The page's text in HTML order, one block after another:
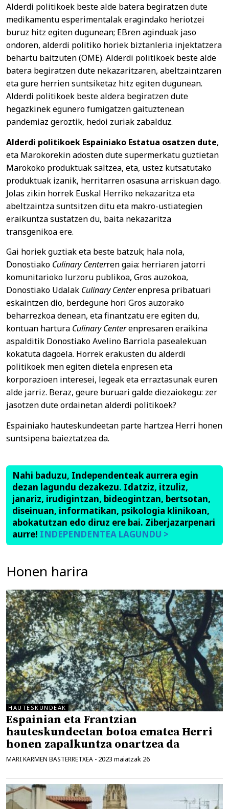
Alderdi politikoek beste alde batera begiratzen dute
medikamentu esperimentalak eragindako heriotzei
buruz hitz egiten dugunean; EBren aginduak jaso
ondoren, alderdi politiko horiek biztanleria injektatzera
behartu baitzuten (OME). Alderdi politikoek beste alde
batera begiratzen dute nekazaritzaren, abeltzaintzaren
eta gure herrien suntsiketaz hitz egiten dugunean.
Alderdi politikoek beste aldera begiratzen dute
hegazkinek egunero fumigatzen gaituztenean
pandemiaz geroztik, hedoi zuriak zabalduz.
Alderdi politikoek Espainiako Estatua osatzen dute,
eta Marokorekin adosten dute supermerkatu guztietan
Marokoko produktuak saltzea, eta, ustez kutsatutako
produktuak izanik, herritarren osasuna arriskuan dago.
Jolas zikin horrek Euskal Herriko nekazaritza eta
abeltzaintza suntsitzen ditu eta makro-ustiategien
eraikuntza sustatzen du, baita nekazaritza
transgenikoa ere.
Gai horiek guztiak eta beste batzuk; hala nola,
Donostiako Culinary Centerren gaia: herriaren jatorri
komunitarioko lurzoru publikoa, Gros auzokoa,
Donostiako Udalak Culinary Centerenpresa pribatuari
eskaintzen dio, berdegune hori Gros auzorako
beharrezkoa denean, eta finantzatu ere egiten du,
kontuan hartura Culinary Centerenpresaren eraikina
aspalditik Donostiako Avelino Barriola pasealekuan
kokatuta dagoela. Horrek erakusten du alderdi
politikoek men egiten dietela enpresen eta
korporazioen interesei, legeak eta erraztasunak euren
alde jarriz. Beraz, geure buruari galde diezaiokegu: zer
jasotzen dute ordainetan alderdi politikoek?
Espainiako hauteskundeetan parte hartzea Herri honen
suntsipena baieztatzea da.
Nahi baduzu, Independenteak aurrera egin
dezan lagundu dezakezu. Idatziz, itzuliz,
janariz, irudigintzan, bideogintzan, bertsotan,
diseinuan, informatikan, psikologia klinikoan,
abokatutzan edo diruz ere bai. Ziberjazarpenari
aurre! INDEPENDENTEA LAGUNDU >
Honen harira
HAUTESKUNDEAK
Espainian eta Frantzian
hauteskundeetan botoa ematea Herri
honen zapalkuntza onartzea da
MARI KARMEN BASTERRETXEA - 2023 maiatzak 26